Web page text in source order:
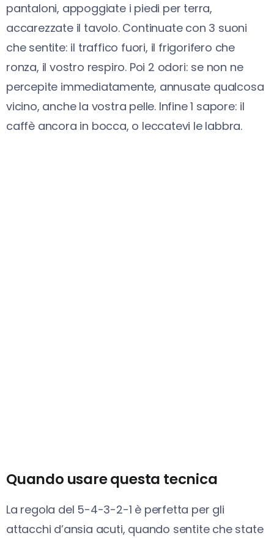
pantaloni, appoggiate i piedi per terra,
accarezzate il tavolo. Continuate con 3 suoni
che sentite: il traffico fuori, il frigorifero che
ronza, il vostro respiro. Poi 2 odori: se non ne
percepite immediatamente, annusate qualcosa
vicino, anche la vostra pelle. Infine 1 sapore: il
caffè ancora in bocca, o leccatevi le labbra.
Quando usare questa tecnica
La regola del 5-4-3-2-1 è perfetta per gli
attacchi d’ansia acuti, quando sentite che state